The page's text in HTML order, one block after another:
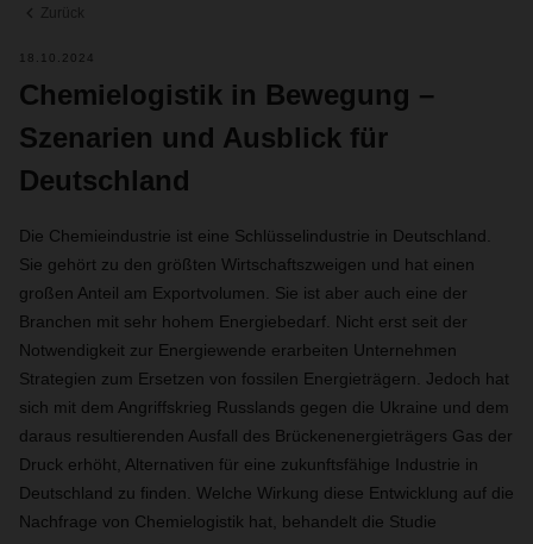
Zurück
18.10.2024
Chemielogistik in Bewegung –
Szenarien und Ausblick für
Deutschland
Die Chemieindustrie ist eine Schlüsselindustrie in Deutschland.
Sie gehört zu den größten Wirtschaftszweigen und hat einen
großen Anteil am Exportvolumen. Sie ist aber auch eine der
Branchen mit sehr hohem Energiebedarf. Nicht erst seit der
Notwendigkeit zur Energiewende erarbeiten Unternehmen
Strategien zum Ersetzen von fossilen Energieträgern. Jedoch hat
sich mit dem Angriffskrieg Russlands gegen die Ukraine und dem
daraus resultierenden Ausfall des Brückenenergieträgers Gas der
Druck erhöht, Alternativen für eine zukunftsfähige Industrie in
Deutschland zu finden. Welche Wirkung diese Entwicklung auf die
Nachfrage von Chemielogistik hat, behandelt die Studie